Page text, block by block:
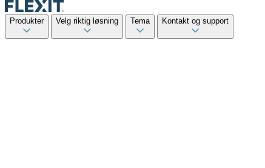
Produkter Velg riktig løsning Tema Kontakt og support